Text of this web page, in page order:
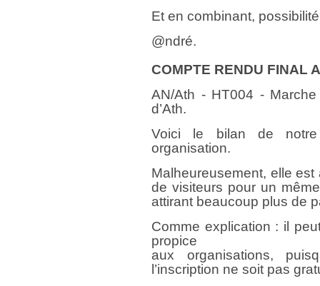
Et en combinant,
@ndré.
COMPTE RENDU FINAL
AN/Ath - HT004 -
d’Ath.
Voici le bilan de notre
organisation.
Malheureusement, elle
de visiteurs pour un
attirant beaucoup plus de
Comme explication : il
propice
aux organisations,
l’inscription ne soit pas